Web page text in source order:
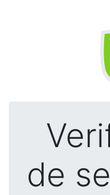
de